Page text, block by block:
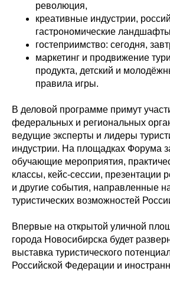
революция,
креативные индустрии,
гастрономические
гостеприимство: сегодня,
маркетинг и продвижение
продукта, детский и
правила игры.
В деловой программе примут
федеральных и региональных
ведущие эксперты и лидеры
индустрии. На площадках Форума
обучающие мероприятия,
классы, кейс-сессии, презентации
и другие события, направленные
туристических возможностей
Впервые на открытой уличной
города Новосибирска будет
выставка туристического
Российской Федерации и